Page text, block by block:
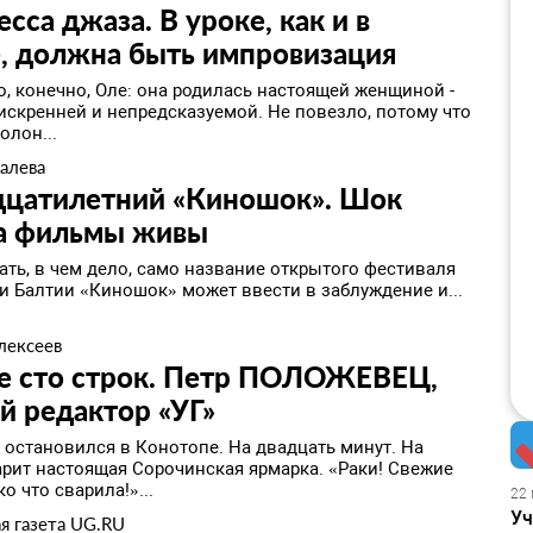
джаза. В уроке, как и в
должна быть импровизация
конечно, Оле: она родилась настоящей женщиной -
и непредсказуемой. Не повезло, потому что
«Киношок». Шок
фильмы живы
в чем дело, само название открытого фестиваля
Балтии «Киношок» может ввести в заблуждение и...
сто строк. Петр ПОЛОЖЕВЕЦ,
редактор «УГ»
в Конотопе. На двадцать минут. На
настоящая Сорочинская ярмарка. «Раки! Свежие
что сварила!»...
газета UG.RU
22